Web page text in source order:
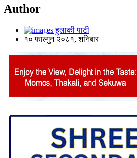
Author
हुलाकी पाटी
१० फाल्गुन २०८१, शनिबार